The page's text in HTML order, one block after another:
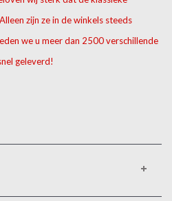
zijn ze in de winkels steeds
we u meer dan 2500 verschillende
geleverd!